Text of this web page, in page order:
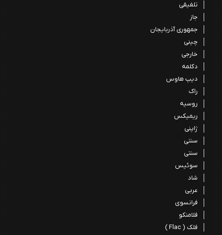
تلفیقی
جاز
جمهوری آذربایجان
چینی
خارجی
دکلمه
دیپ هاوس
راک
روسیه
ریمیکس
ژاپنی
سنتی
سنتی
سوئیس
شاد
عربی
فرانسوی
فلامنکو
فلک ( Flac )